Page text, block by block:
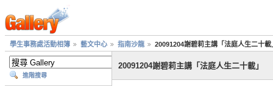
學生事務處活動相簿 藝文中心 指南沙龍 20091204謝碧莉主講「法庭人生二十載
進階搜尋
20091204謝碧莉主講「法庭人生二十載」